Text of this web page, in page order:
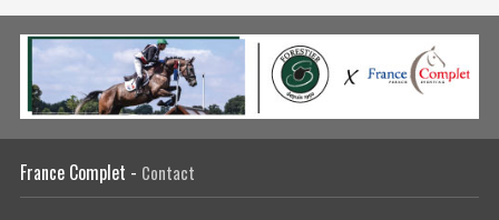
France Complet - Contact